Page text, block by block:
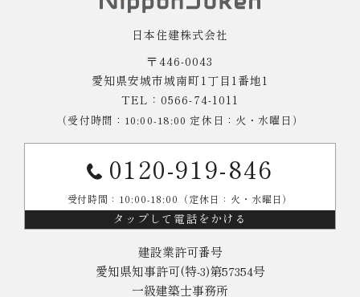
日本住建株式会社
〒446-0043
愛知県安城市城南町1丁目1番地1
TEL：0566-74-1011
（受付時間：10:00-18:00 定休日：火・水曜日）
0120-919-846
受付時間：10:00-18:00（定休日：火・水曜日）
タップして電話をかける
建設業許可番号
愛知県知事許可(特-3)第57354号
一級建築士事務所